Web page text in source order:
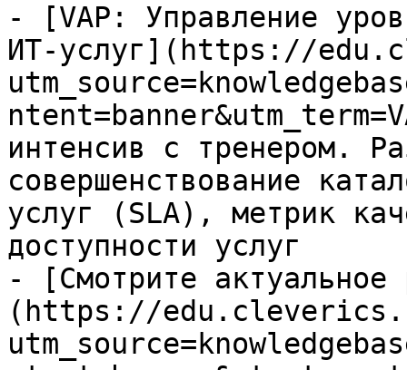
- [VAP: Управление
ИТ-услуг](https://
интенсив с тренером.
совершенствование
услуг (SLA), метрик
доступности услуг
- [Смотрите актуальное
(https://